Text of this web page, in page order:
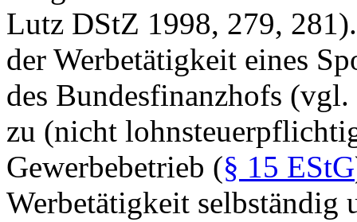
Lutz DStZ 1998, 279,
der Werbetätigkeit eines
des Bundesfinanzhofs (vgl.
zu (nicht
Gewerbebetrieb (§ 15 EStG
Werbetätigkeit selbständig